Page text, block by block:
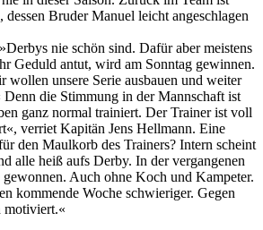
Bruder Manuel leicht angeschlagen
nie schön sind. Dafür aber meistens
Geduld antut, wird am Sonntag gewinnen.
wollen unsere Serie ausbauen und weiter
Denn die Stimmung in der Mannschaft ist
ganz normal trainiert. Der Trainer ist voll
verriet Kapitän Jens Hellmann. Eine
den Maulkorb des Trainers? Intern scheint
alle heiß aufs Derby. In der vergangenen
Auch ohne Koch und Kampeter.
kommende Woche schwieriger. Gegen
motiviert.«